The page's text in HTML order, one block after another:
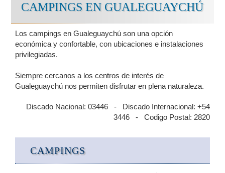
CAMPINGS EN GUALEGUAYCHÚ
Los campings en Gualeguaychú son una opción
económica y confortable, con ubicaciones e instalaciones
privilegiadas.
Siempre cercanos a los centros de interés de
Gualeguaychú nos permiten disfrutar en plena naturaleza.
Discado Nacional: 03446 - Discado Internacional: +54
3446 - Codigo Postal: 2820
CAMPINGS